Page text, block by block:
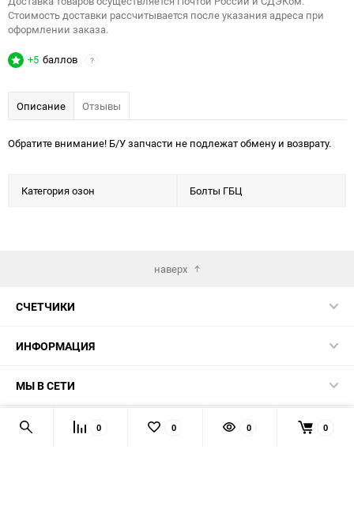
Стоимость доставки рассчитывается после указания адреса при
оформлении заказа.
+5 баллов ?
Описание Отзывы
Обратите внимание! Б/У запчасти не подлежат обмену и возврату.
Категория озон Болты ГБЦ
наверх
СЧЕТЧИКИ
ИНФОРМАЦИЯ
МЫ В СЕТИ
КОНТАКТЫ 0 0 0 0